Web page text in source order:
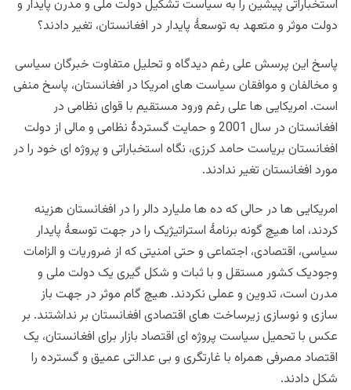
استخباراتی پیشین را به سیاست تشکیل دولت ملی و مدرن پایدار و
دولت موثر و متعهد به توسعۀ پایدار در افغانستان، تغیر دادند؟
پاسخ این پرسش علی رغم دیدگاه و تحلیل متفاوت خبرگان سیاسی
و مخالفان و موافقان سیاست های امریکا در افغانستان، پاسخ منفی
است. امریکایی ها علی رغم ورود مستقیم با قوای نظامی در
افغانستان در سال 2001 و حمایت گستردۀ نظامی و مالی از دولت
افغانستان بریاست حامد کرزی، نگاه استخباراتی و پروژه ای خود را در
مورد افغانستان تغیر ندادند.
امریکایی ها در حالی که ده ها ملیارد دالر را در افغانستان هزینه
کردند، اما هیچ گونه برنامۀ استراتیژیک را در جهت توسعۀ پایدار
سیاسی، اقتصادی، اجتماعی و حتی امنیتی که از ضروریات و الزامات
وجودیک کشور مستقل و با ثبات و شکل گیری یک دولت ملی و
مدرن است، تدوین و عملی نکردند. هیچ گام موثر در جهت باز
سازی و نوسازی زیرساخت های اقتصادی افغانستان بر نداشتند. بر
عکس با تحمیل سیاست پروژه ای اقتصاد بازار برای افغانستان، یک
اقتصاد مصرفی همراه با غارتگری و بی عدالتی عمیق و گسترده را
شکل دادند.